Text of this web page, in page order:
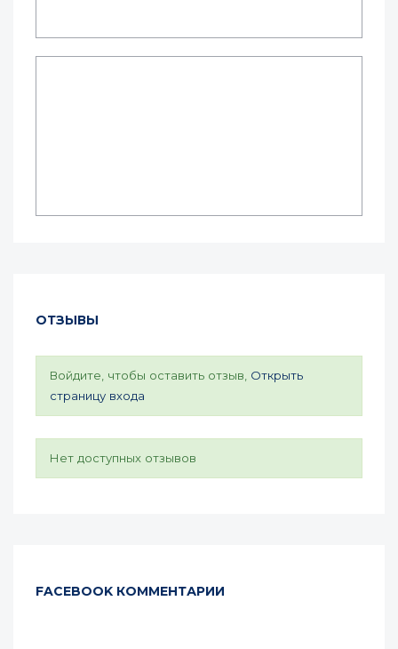
ОТЗЫВЫ
Войдите, чтобы оставить отзыв, Открыть
страницу входа
Нет доступных отзывов
FACEBOOK КОММЕНТАРИИ